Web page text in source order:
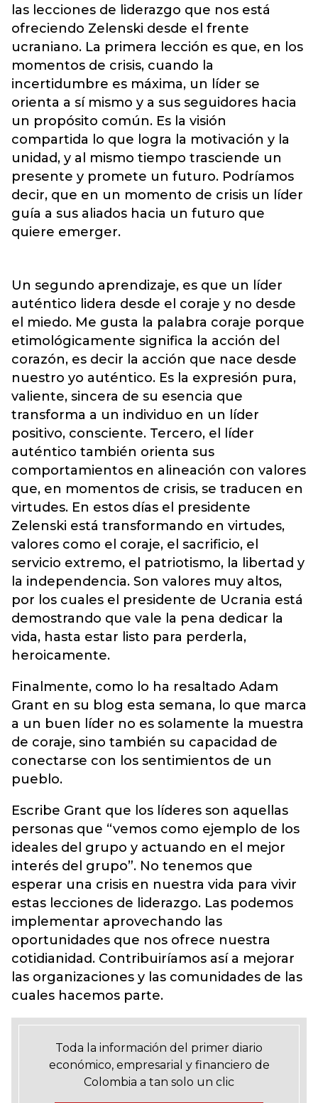
las lecciones de liderazgo que nos está
ofreciendo Zelenski desde el frente
ucraniano. La primera lección es que, en los
momentos de crisis, cuando la
incertidumbre es máxima, un líder se
orienta a sí mismo y a sus seguidores hacia
un propósito común. Es la visión
compartida lo que logra la motivación y la
unidad, y al mismo tiempo trasciende un
presente y promete un futuro. Podríamos
decir, que en un momento de crisis un líder
guía a sus aliados hacia un futuro que
quiere emerger.
Un segundo aprendizaje, es que un líder
auténtico lidera desde el coraje y no desde
el miedo. Me gusta la palabra coraje porque
etimológicamente significa la acción del
corazón, es decir la acción que nace desde
nuestro yo auténtico. Es la expresión pura,
valiente, sincera de su esencia que
transforma a un individuo en un líder
positivo, consciente. Tercero, el líder
auténtico también orienta sus
comportamientos en alineación con valores
que, en momentos de crisis, se traducen en
virtudes. En estos días el presidente
Zelenski está transformando en virtudes,
valores como el coraje, el sacrificio, el
servicio extremo, el patriotismo, la libertad y
la independencia. Son valores muy altos,
por los cuales el presidente de Ucrania está
demostrando que vale la pena dedicar la
vida, hasta estar listo para perderla,
heroicamente.
Finalmente, como lo ha resaltado Adam
Grant en su blog esta semana, lo que marca
a un buen líder no es solamente la muestra
de coraje, sino también su capacidad de
conectarse con los sentimientos de un
pueblo.
Escribe Grant que los líderes son aquellas
personas que “vemos como ejemplo de los
ideales del grupo y actuando en el mejor
interés del grupo”. No tenemos que
esperar una crisis en nuestra vida para vivir
estas lecciones de liderazgo. Las podemos
implementar aprovechando las
oportunidades que nos ofrece nuestra
cotidianidad. Contribuiríamos así a mejorar
las organizaciones y las comunidades de las
cuales hacemos parte.
Toda la información del primer diario
económico, empresarial y financiero de
Colombia a tan solo un clic